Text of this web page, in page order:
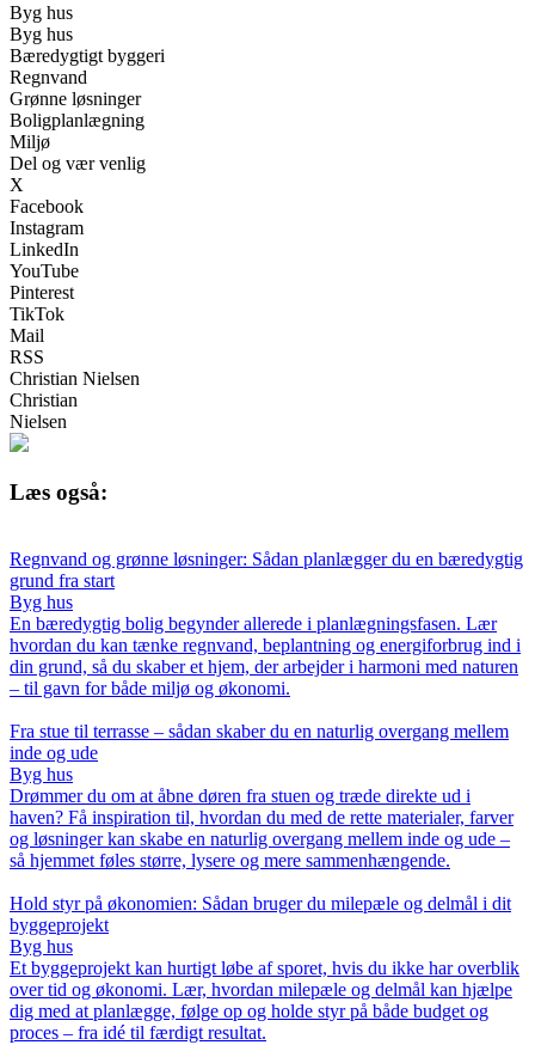
Byg hus
Byg hus
Bæredygtigt byggeri
Regnvand
Grønne løsninger
Boligplanlægning
Miljø
Del og vær venlig
X
Facebook
Instagram
LinkedIn
YouTube
Pinterest
TikTok
Mail
RSS
Christian Nielsen
Christian
Nielsen
Læs også:
Regnvand og grønne løsninger: Sådan planlægger du en bæredygtig
grund fra start
Byg hus
En bæredygtig bolig begynder allerede i planlægningsfasen. Lær
hvordan du kan tænke regnvand, beplantning og energiforbrug ind i
din grund, så du skaber et hjem, der arbejder i harmoni med naturen
– til gavn for både miljø og økonomi.
Fra stue til terrasse – sådan skaber du en naturlig overgang mellem
inde og ude
Byg hus
Drømmer du om at åbne døren fra stuen og træde direkte ud i
haven? Få inspiration til, hvordan du med de rette materialer, farver
og løsninger kan skabe en naturlig overgang mellem inde og ude –
så hjemmet føles større, lysere og mere sammenhængende.
Hold styr på økonomien: Sådan bruger du milepæle og delmål i dit
byggeprojekt
Byg hus
Et byggeprojekt kan hurtigt løbe af sporet, hvis du ikke har overblik
over tid og økonomi. Lær, hvordan milepæle og delmål kan hjælpe
dig med at planlægge, følge op og holde styr på både budget og
proces – fra idé til færdigt resultat.